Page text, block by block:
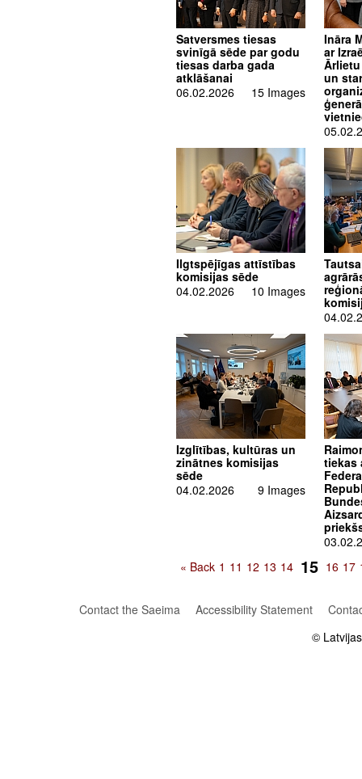
Satversmes tiesas
svinīgā sēde par godu
tiesas darba gada
atklāšanai
06.02.2026
15 Images
Ināra
ar
un
Ilgtspējīgas attīstības
komisijas sēde
04.02.2026
10 Images
Izglītības, kultūras un
zinātnes komisijas
sēde
04.02.2026
9 Images
tiekas
« Back 1 11 12 13 14 15 16 17
Contact the Saeima Accessibility Statement
©